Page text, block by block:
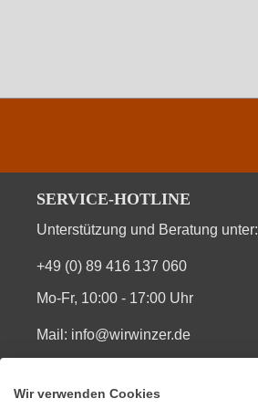
Vegan
Durchschnittliche nährwertangaben
Kohlenhydrate
SERVICE-HOTLINE
Unterstützung und Beratung unter:
+49 (0) 89 416 137 060
Mo-Fr, 10:00 - 17:00 Uhr
Mail: info@wirwinzer.de
Wir verwenden Cookies